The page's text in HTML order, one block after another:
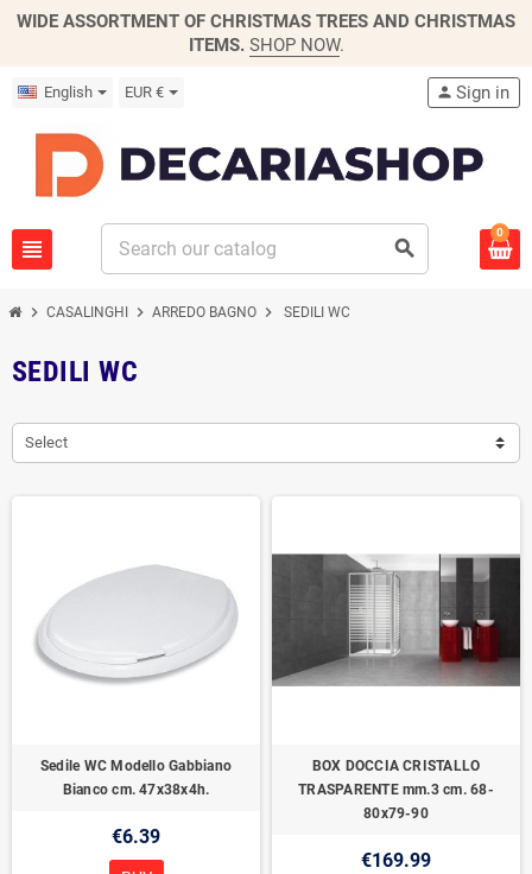
WIDE ASSORTMENT OF CHRISTMAS TREES AND CHRISTMAS
ITEMS. SHOP NOW.
English EUR €
view_headline search
person Sign in
0
chevron_right CASALINGHI chevron_right ARREDO BAGNO chevron_right SEDILI WC
SEDILI WC
Select
Sedile WC Modello Gabbiano
Bianco cm. 47x38x4h.
€6.39
BOX DOCCIA CRISTALLO
TRASPARENTE mm.3 cm. 68-
80x79-90
€169.99